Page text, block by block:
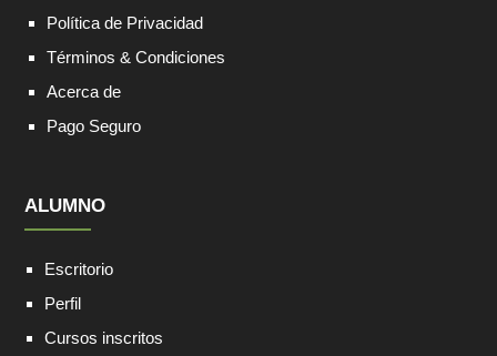
Política de Privacidad
Términos & Condiciones
Acerca de
Pago Seguro
ALUMNO
Escritorio
Perfil
Cursos inscritos